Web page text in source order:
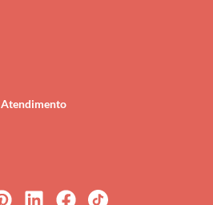
Atendimento